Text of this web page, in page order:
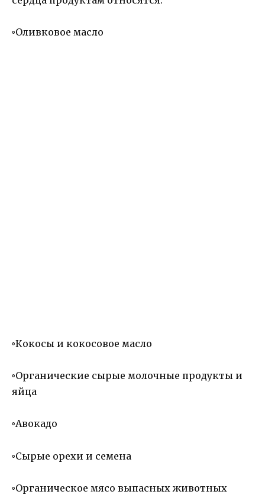
◦Оливковое масло
◦Кокосы и кокосовое масло
◦Органические сырые молочные продукты и
яйца
◦Авокадо
◦Сырые орехи и семена
◦Органическое мясо выпасных животных